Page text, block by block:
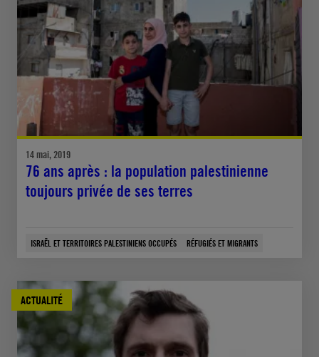
14 mai, 2019
76 ans après : la population palestinienne
toujours privée de ses terres
ISRAËL ET TERRITOIRES PALESTINIENS OCCUPÉS RÉFUGIÉS ET MIGRANTS
ACTUALITÉ